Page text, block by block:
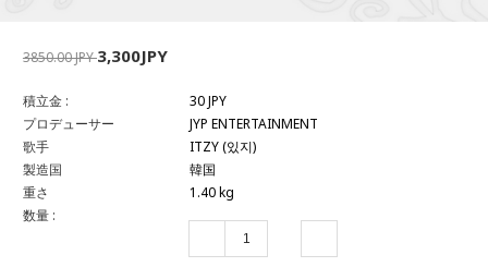
3850.00 JPY3,300JPY
積立金 :
30 JPY
プロデューサー
JYP ENTERTAINMENT
歌手
ITZY (있지)
製造国
韓国
重さ
1.40 kg
数量 :